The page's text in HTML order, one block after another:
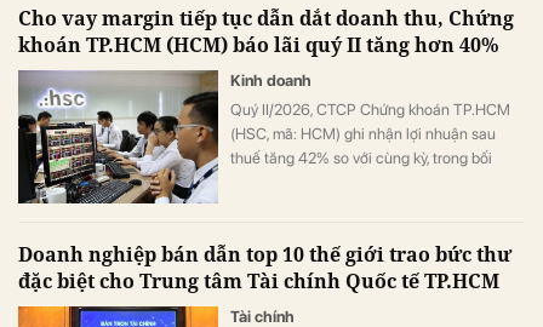
Cho vay margin tiếp tục dẫn dắt doanh thu, Chứng
khoán TP.HCM (HCM) báo lãi quý II tăng hơn 40%
Kinh doanh
Quý II/2026, CTCP Chứng khoán TP.HCM
(HSC, mã: HCM) ghi nhận lợi nhuận sau
thuế tăng 42% so với cùng kỳ, trong bối
Doanh nghiệp bán dẫn top 10 thế giới trao bức thư
đặc biệt cho Trung tâm Tài chính Quốc tế TP.HCM
Tài chính